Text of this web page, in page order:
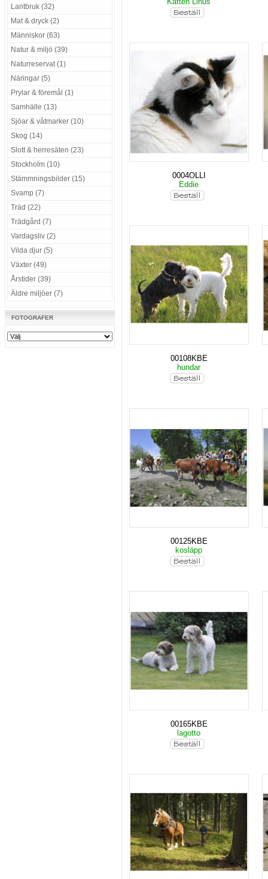
Lantbruk (32)
Mat & dryck (2)
Människor (63)
Natur & miljö (39)
Naturreservat (1)
Näringar (5)
Prylar & föremål (1)
Samhälle (13)
Sjöar & våtmarker (10)
Skog (14)
Slott & herresäten (23)
Stockholm (10)
Stämmningsbilder (15)
Svamp (7)
Träd (22)
Trädgård (7)
Vardagsliv (2)
Vilda djur (5)
Växter (49)
Årstider (39)
Äldre miljöer (7)
FOTOGRAFER
0004OLLI
Eddie
00108KBE
hundar
00125KBE
kosläpp
00165KBE
lagotto